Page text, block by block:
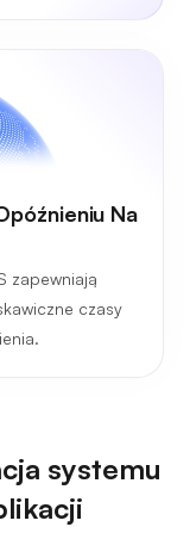
Na
zapewniają
czasy
systemu